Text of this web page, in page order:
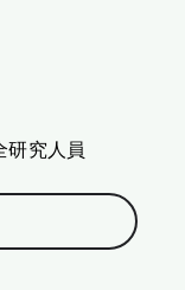
研究人員